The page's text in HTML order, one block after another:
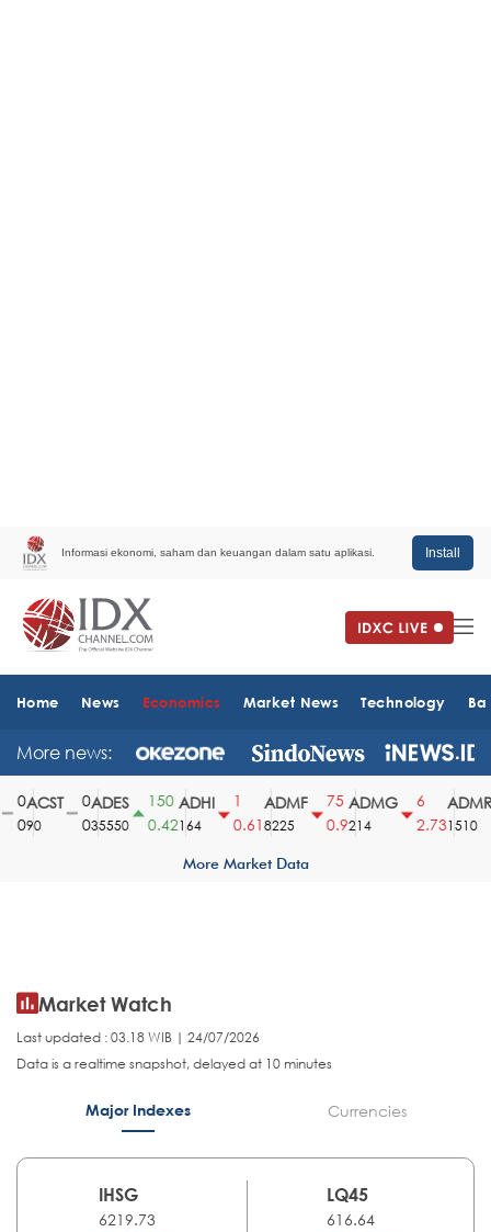
Informasi ekonomi, saham dan keuangan dalam satu aplikasi. Install
Home News Economics Market News Technology
More news:
ACST
90
ADES
35550
150
0.42
ADHI
164
0.61
ADMF
8225
75
0.9
ADMG
214
2.73
ADMR
1510
More Market Data
Market Watch
Last updated : 03.18 WIB | 24/07/2026
Data is a realtime snapshot, delayed at 10 minutes
Major Indexes Currencies
IHSG
6219.73
LQ45
616.64